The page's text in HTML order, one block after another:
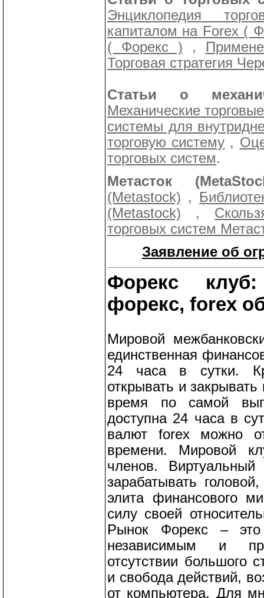
Энциклопедия
капиталом на Forex (
( Форекс ) ,
Торговая стратегия
Статьи о
Механические
системы для
торговую систему ,
торговых систем.
Метасток
(Metastock) ,
(Metastock) ,
торговых систем
Заявление об
Форекс
форекс, forex
Мировой
единственная
24 часа в сутки.
открывать и
время по самой
доступна 24 часа в
валют forex можно
времени. Мировой
членов.
зарабатывать
элита финансового
силу своей
Рынок Форекс – это
независимым и
отсутствии большого
и свобода действий,
от компьютера. Для